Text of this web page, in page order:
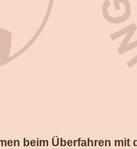
beim Überfahren mit